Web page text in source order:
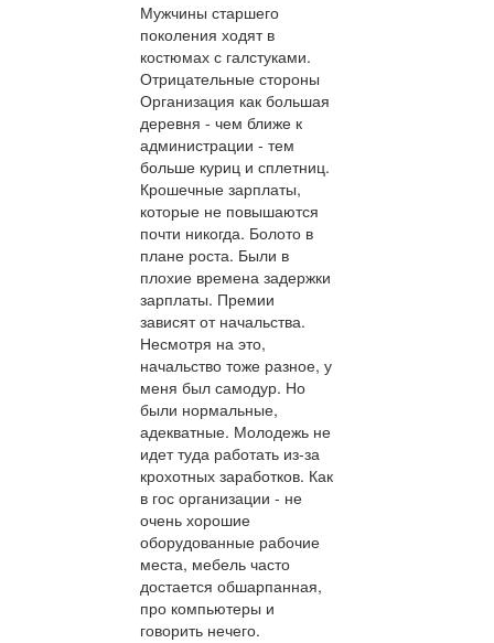
Мужчины старшего
поколения ходят в
костюмах с галстуками.
Отрицательные стороны
Организация как большая
деревня - чем ближе к
администрации - тем
больше куриц и сплетниц.
Крошечные зарплаты,
которые не повышаются
почти никогда. Болото в
плане роста. Были в
плохие времена задержки
зарплаты. Премии
зависят от начальства.
Несмотря на это,
начальство тоже разное, у
меня был самодур. Но
были нормальные,
адекватные. Молодежь не
идет туда работать из-за
крохотных заработков. Как
в гос организации - не
очень хорошие
оборудованные рабочие
места, мебель часто
достается обшарпанная,
про компьютеры и
говорить нечего.